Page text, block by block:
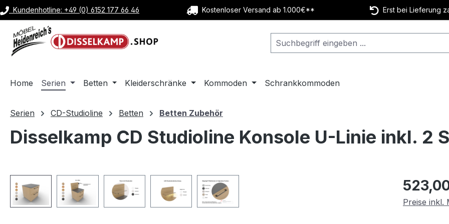
Hauptinhalt springen
Zur Suche springen
Zur Hauptnavigation springen
Kundenhotline: +49 (0) 6152 177 66 46 Kostenloser Versand ab 1.000€** Erst bei Lieferung
Home Serien Betten Kleiderschränke Kommoden Schrankkommoden
Serien CD-Studioline Betten Betten Zubehör
Disselkamp CD Studioline Konsole U-Linie inkl. 2
Bildergalerie überspringen Regulärer
Preise inkl.